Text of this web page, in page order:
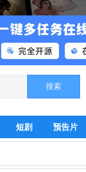
短剧 预告片